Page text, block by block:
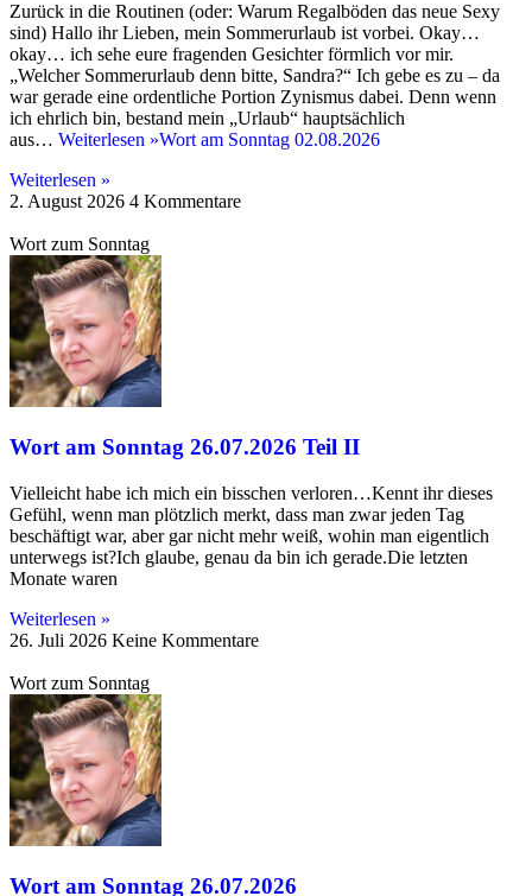
Zurück in die Routinen (oder: Warum Regalböden das neue Sexy
sind) Hallo ihr Lieben, mein Sommerurlaub ist vorbei. Okay…
okay… ich sehe eure fragenden Gesichter förmlich vor mir.
„Welcher Sommerurlaub denn bitte, Sandra?“ Ich gebe es zu – da
war gerade eine ordentliche Portion Zynismus dabei. Denn wenn
ich ehrlich bin, bestand mein „Urlaub“ hauptsächlich
aus… Weiterlesen »Wort am Sonntag 02.08.2026
Weiterlesen »
2. August 2026 4 Kommentare
Wort zum Sonntag
Wort am Sonntag 26.07.2026 Teil II
Vielleicht habe ich mich ein bisschen verloren…Kennt ihr dieses
Gefühl, wenn man plötzlich merkt, dass man zwar jeden Tag
beschäftigt war, aber gar nicht mehr weiß, wohin man eigentlich
unterwegs ist?Ich glaube, genau da bin ich gerade.Die letzten
Monate waren
Weiterlesen »
26. Juli 2026 Keine Kommentare
Wort zum Sonntag
Wort am Sonntag 26.07.2026